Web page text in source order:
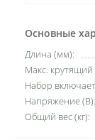
Основные
Длина (мм):
Макс.
Набор
Напряжение (В):
Общий вес (кг):